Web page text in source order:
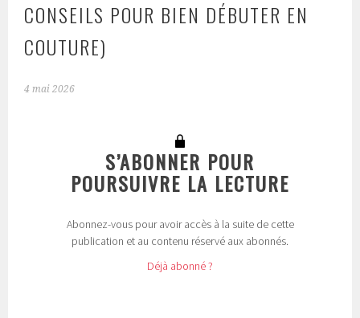
CONSEILS POUR BIEN DÉBUTER EN
COUTURE)
4 mai 2026
S’ABONNER POUR
POURSUIVRE LA LECTURE
Abonnez-vous pour avoir accès à la suite de cette
publication et au contenu réservé aux abonnés.
Déjà abonné ?